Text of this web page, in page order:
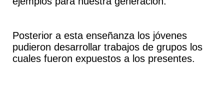
Posterior a esta enseñanza los jóvenes
pudieron desarrollar trabajos de grupos los
cuales fueron expuestos a los presentes.